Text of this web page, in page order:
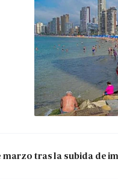
tras la subida de